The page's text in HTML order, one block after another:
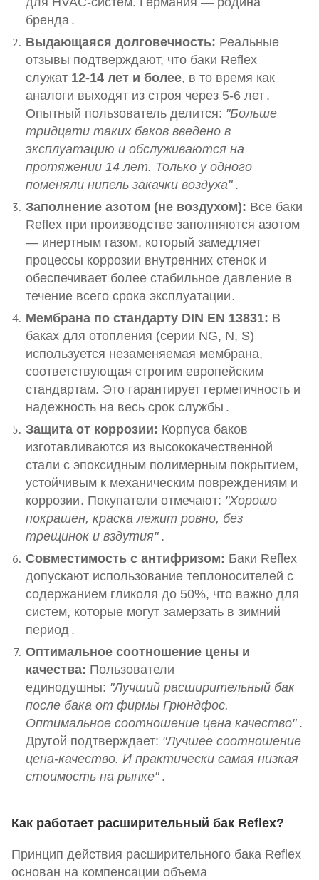
бренда.
Выдающаяся долговечность: Реальные
отзывы подтверждают, что баки Reflex
служат 12-14 лет и более, в то время как
аналоги выходят из строя через 5-6 лет.
Опытный пользователь делится: "Больше
тридцати таких баков введено в
эксплуатацию и обслуживаются на
протяжении 14 лет. Только у одного
поменяли нипель закачки воздуха" .
Заполнение азотом (не воздухом): Все баки
Reflex при производстве заполняются азотом
— инертным газом, который замедляет
процессы коррозии внутренних стенок и
обеспечивает более стабильное давление в
течение всего срока эксплуатации.
Мембрана по стандарту DIN EN 13831: В
баках для отопления (серии NG, N, S)
используется незаменяемая мембрана,
соответствующая строгим европейским
стандартам. Это гарантирует герметичность и
надежность на весь срок службы.
Защита от коррозии: Корпуса баков
изготавливаются из высококачественной
стали с эпоксидным полимерным покрытием,
устойчивым к механическим повреждениям и
коррозии. Покупатели отмечают: "Хорошо
покрашен, краска лежит ровно, без
трещинок и вздутия" .
Совместимость с антифризом: Баки Reflex
допускают использование теплоносителей с
содержанием гликоля до 50%, что важно для
систем, которые могут замерзать в зимний
период.
Оптимальное соотношение цены и
качества: Пользователи
единодушны: "Лучший расширительный бак
после бака от фирмы Грюндфос.
Оптимальное соотношение цена качество" .
Другой подтверждает: "Лучшее соотношение
цена-качество. И практически самая низкая
стоимость на рынке" .
Как работает расширительный бак Reflex?
Принцип действия расширительного бака Reflex
основан на компенсации объема